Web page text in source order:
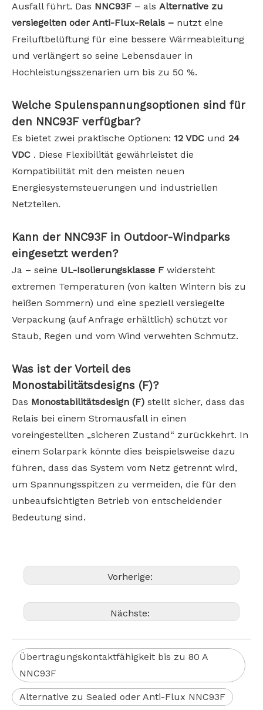
Ausfall führt. Das NNC93F – als Alternative zu
versiegelten oder Anti-Flux-Relais – nutzt eine
Freiluftbelüftung für eine bessere Wärmeableitung
und verlängert so seine Lebensdauer in
Hochleistungsszenarien um bis zu 50 %.
Welche Spulenspannungsoptionen sind für
den NNC93F verfügbar?
Es bietet zwei praktische Optionen: 12 VDC und 24
VDC . Diese Flexibilität gewährleistet die
Kompatibilität mit den meisten neuen
Energiesystemsteuerungen und industriellen
Netzteilen.
Kann der NNC93F in Outdoor-Windparks
eingesetzt werden?
Ja – seine UL-Isolierungsklasse F widersteht
extremen Temperaturen (von kalten Wintern bis zu
heißen Sommern) und eine speziell versiegelte
Verpackung (auf Anfrage erhältlich) schützt vor
Staub, Regen und vom Wind verwehten Schmutz.
Was ist der Vorteil des
Monostabilitätsdesigns (F)?
Das Monostabilitätsdesign (F) stellt sicher, dass das
Relais bei einem Stromausfall in einen
voreingestellten „sicheren Zustand“ zurückkehrt. In
einem Solarpark könnte dies beispielsweise dazu
führen, dass das System vom Netz getrennt wird,
um Spannungsspitzen zu vermeiden, die für den
unbeaufsichtigten Betrieb von entscheidender
Bedeutung sind.
Vorherige:
Nächste:
Übertragungskontaktfähigkeit bis zu 80 A
NNC93F
Alternative zu Sealed oder Anti-Flux NNC93F